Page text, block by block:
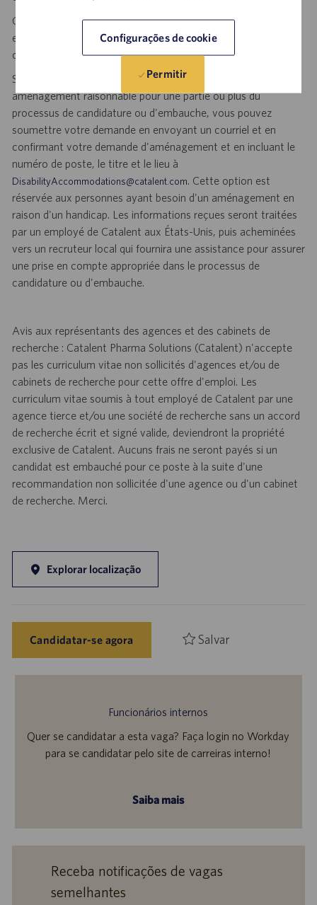
Configurações de cookie
Permitir
Catalent est un employeur garantissant l'égalité des chances
et ne fait aucune discrimination sur la base d'une
caractéristique protégée par la législation locale.
Si, en raison d’un handicap, vous avez besoin d'un
aménagement raisonnable pour une partie ou plus du
processus de candidature ou d'embauche, vous pouvez
soumettre votre demande en envoyant un courriel et en
confirmant votre demande d'aménagement et en incluant le
numéro de poste, le titre et le lieu à
DisabilityAccommodations@catalent.com. Cette option est
réservée aux personnes ayant besoin d'un aménagement en
raison d'un handicap. Les informations reçues seront traitées
par un employé de Catalent aux États-Unis, puis acheminées
vers un recruteur local qui fournira une assistance pour assurer
une prise en compte appropriée dans le processus de
candidature ou d'embauche.
Avis aux représentants des agences et des cabinets de
recherche : Catalent Pharma Solutions (Catalent) n'accepte
pas les curriculum vitae non sollicités d'agences et/ou de
cabinets de recherche pour cette offre d'emploi. Les
curriculum vitae soumis à tout employé de Catalent par une
agence tierce et/ou une société de recherche sans un accord
de recherche écrit et signé valide, deviendront la propriété
exclusive de Catalent. Aucuns frais ne seront payés si un
candidat est embauché pour ce poste à la suite d'une
recommandation non sollicitée d'une agence ou d'un cabinet
de recherche. Merci.
Explorar localização
Candidatar-se agora Salvar
Funcionários internos
Quer se candidatar a esta vaga? Faça login no Workday
para se candidatar pelo site de carreiras interno!
Saiba mais
Receba notificações de vagas
semelhantes